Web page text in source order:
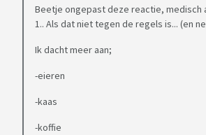
Beetje ongepast deze reactie, medisch
1.. Als dat niet tegen de regels is... (en
Ik dacht meer aan;
-eieren
-kaas
-koffie